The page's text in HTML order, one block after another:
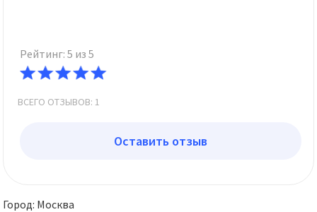
Город: Москва
Рейтинг: 5 из 5
ВСЕГО ОТЗЫВОВ: 1
Оставить отзыв